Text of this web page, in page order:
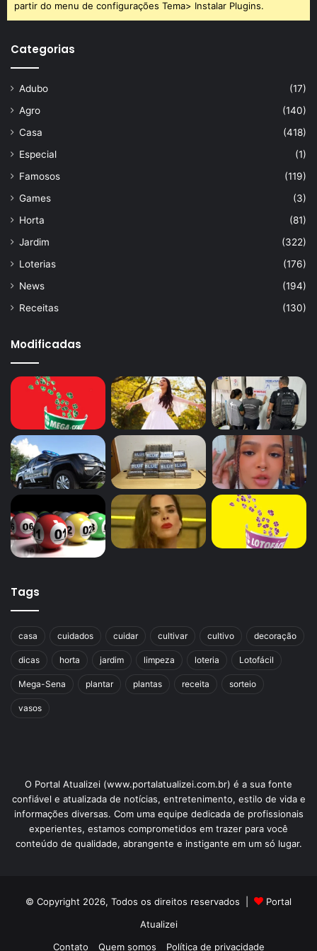
partir do menu de configurações Tema> Instalar Plugins.
Categorias
Adubo
(17)
Agro
(140)
Casa
(418)
Especial
(1)
Famosos
(119)
Games
(3)
Horta
(81)
Jardim
(322)
Loterias
(176)
News
(194)
Receitas
(130)
Modificadas
Tags
casa cuidados cuidar cultivar cultivo decoração
dicas horta jardim limpeza loteria Lotofácil
Mega-Sena plantar plantas receita sorteio
vasos
O Portal Atualizei (www.portalatualizei.com.br) é a sua fonte
confiável e atualizada de notícias, entretenimento, estilo de vida e
informações diversas. Com uma equipe dedicada de profissionais
experientes, estamos comprometidos em trazer para você
conteúdo de qualidade, abrangente e instigante em um só lugar.
© Copyright 2026, Todos os direitos reservados |
Portal
Atualizei
Contato
Quem somos Política de privacidade